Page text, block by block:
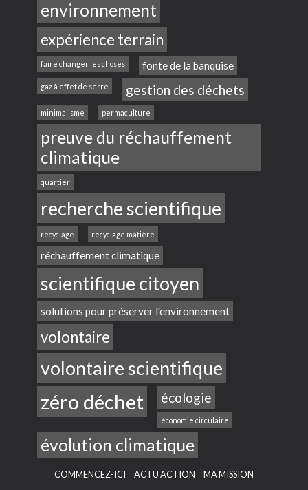
environnement
expérience terrain
faire changer les choses fonte de la banquise
gaz à effet de serre gestion des déchets
minimalisme permaculture
preuve du réchauffement
climatique
quartier
recherche scientifique
recyclage recyclage matière
réchauffement climatique
scientifique citoyen
solutions pour préserver l'environnement
volontaire
volontaire scientifique
zéro déchet écologie
économie circulaire
évolution climatique
COMMENCEZ-ICI ACTU ACTION MA MISSION